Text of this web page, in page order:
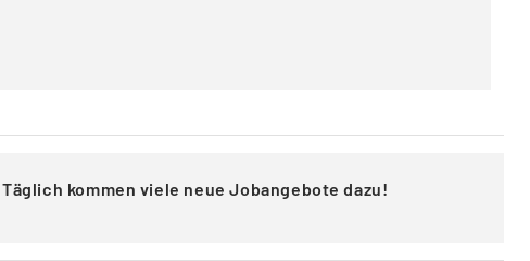
kommen viele neue Jobangebote dazu!